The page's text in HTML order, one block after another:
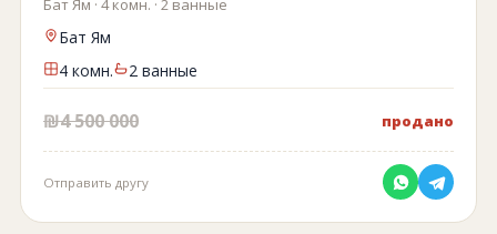
Бат Ям · 4 комн. · 2 ванные
Бат Ям
4 комн.
2 ванные
₪4 500 000 продано
Отправить другу